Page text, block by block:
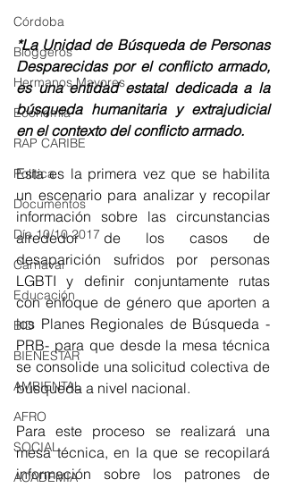
Córdoba
Bloggeros
Hermanos Mayores
Economía
RAP CARIBE
Política
Documentos
Día 10/10 2017
Carnaval
Educación
BID
BIENESTAR
AMBIENTAL
AFRO
SOCIAL
ACADEMIA
*La Unidad de Búsqueda de Personas
Desparecidas por el conflicto armado,
es una entidad estatal dedicada a la
búsqueda humanitaria y extrajudicial
en el contexto del conflicto armado.
Esta es la primera vez que se habilita
un escenario para analizar y recopilar
información sobre las circunstancias
alrededor de los casos de
desaparición sufridos por personas
LGBTI y definir conjuntamente rutas
con enfoque de género que aporten a
los Planes Regionales de Búsqueda -
PRB- para que desde la mesa técnica
se consolide una solicitud colectiva de
búsqueda a nivel nacional.
Para este proceso se realizará una
mesa técnica, en la que se recopilará
información sobre los patrones de